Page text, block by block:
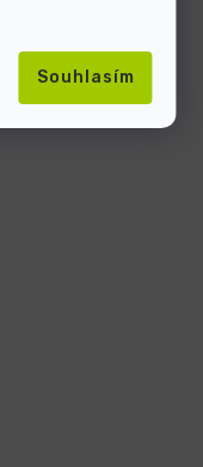
Souhlasím